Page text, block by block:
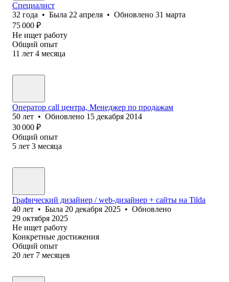
Cпециалист
32 года • Была 22 апреля • Обновлено 31 марта
75 000 ₽
Не ищет работу
Общий опыт
11 лет 4 месяца
Оператор call центра, Менеджер по продажам
50 лет • Обновлено 15 декабря 2014
30 000 ₽
Общий опыт
5 лет 3 месяца
Графический дизайнер / web-дизайнер + сайты на Tilda
40 лет • Была 20 декабря 2025 • Обновлено
29 октября 2025
Не ищет работу
Конкретные достижения
Общий опыт
20 лет 7 месяцев